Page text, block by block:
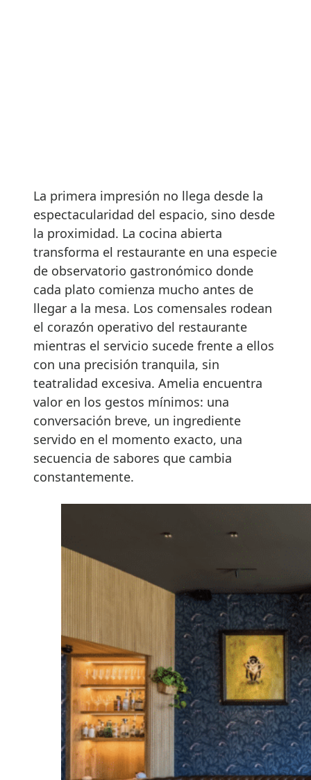
La primera impresión no llega desde la
espectacularidad del espacio, sino desde
la proximidad. La cocina abierta
transforma el restaurante en una especie
de observatorio gastronómico donde
cada plato comienza mucho antes de
llegar a la mesa. Los comensales rodean
el corazón operativo del restaurante
mientras el servicio sucede frente a ellos
con una precisión tranquila, sin
teatralidad excesiva. Amelia encuentra
valor en los gestos mínimos: una
conversación breve, un ingrediente
servido en el momento exacto, una
secuencia de sabores que cambia
constantemente.